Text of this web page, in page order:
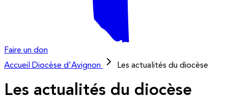
Faire un don
Accueil
Diocèse d'Avignon Les actualités du diocèse
Les actualités du diocèse